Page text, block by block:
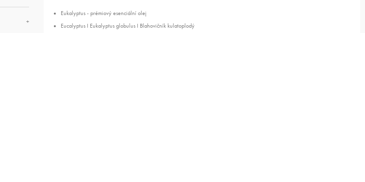
+
Eukalyptus - prémiový esenciální olej
Eucalyptus I Eukalyptus globulus I Blahovičník kulatoplodý